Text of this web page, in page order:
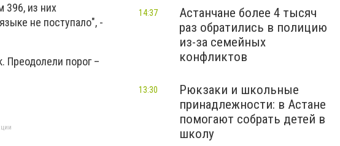
396, из них
не поступало", -
Преодолели порог –
Астанчане более 4 тысяч
раз обратились в полицию
из-за семейных
конфликтов
14:37
Рюкзаки и школьные
принадлежности: в Астане
помогают собрать детей в
школу
13:30